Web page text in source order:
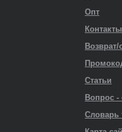
Опт
Контакты
Статьи
Вопрос -
Словарь